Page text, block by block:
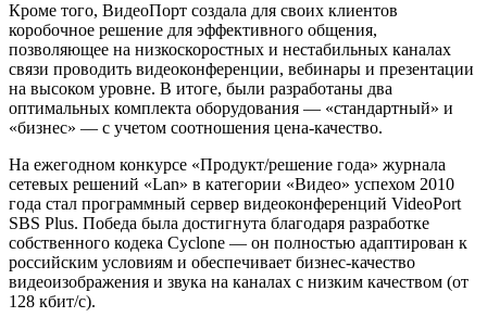
Кроме того, ВидеоПорт создала для своих клиентов
коробочное решение для эффективного общения,
позволяющее на низкоскоростных и нестабильных каналах
связи проводить видеоконференции, вебинары и презентации
на высоком уровне. В итоге, были разработаны два
оптимальных комплекта оборудования — «стандартный» и
«бизнес» — с учетом соотношения цена-качество.
На ежегодном конкурсе «Продукт/решение года» журнала
сетевых решений «Lan» в категории «Видео» успехом 2010
года стал программный сервер видеоконференций VideoPort
SBS Plus. Победа была достигнута благодаря разработке
собственного кодека Cyclone — он полностью адаптирован к
российским условиям и обеспечивает бизнес-качество
видеоизображения и звука на каналах с низким качеством (от
128 кбит/с).